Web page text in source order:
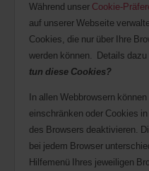
Während unser Cookie-
auf unserer Webseite
Cookies, die nur über Ihre
werden können. Details
tun diese Cookies?
In allen Webbrowsern
einschränken oder Cookies
des Browsers deaktivieren.
bei jedem Browser
Hilfemenü Ihres jeweiligen